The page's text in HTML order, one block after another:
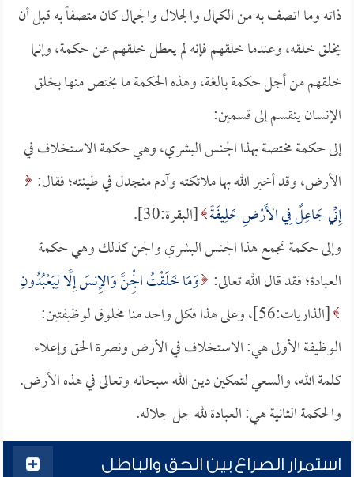
ذاته وما اتصف به من الكمال والجلال والجمال كان متصفاً به قبل أن
يخلق خلقه، وعندما خلقهم فإنه لم يعطل خلقهم عن حكمة، وإنما
خلقهم من أجل حكمة بالغة، وهذه الحكمة ما يختص منها بخلق
الإنسان ينقسم إلى قسمين:
إلى حكمة مختصة بهذا الجنس البشري، وهي حكمة الاستخلاف في
الأرض، وقد أخبر الله بها ملائكته وآدم منجدل في طينته؛ فقال:
إِنِّي جَاعِلٌ فِي الأَرْضِ خَلِيفَةً [البقرة:30].
وإلى حكمة تجمع هذا الجنس البشري والجن كذلك وهي حكمة
العبادة؛ فقد قال الله تعالى: وَمَا خَلَقْتُ الْجِنَّ وَالإِنسَ إِلَّا لِيَعْبُدُونِ
[الذاريات:56]، وعلى هذا فكل واحد منا مخلوق لوظيفتين:
الوظيفة الأولى هي: الاستخلاف في الأرض ونصرة الحق وإعلاء
كلمة الله، والسعي لتمكين دين الله سبحانه وتعالى في هذه الأرض.
والحكمة الثانية هي: العبادة لله جل جلاله.
استمرار الصراع بين الحق والباطل